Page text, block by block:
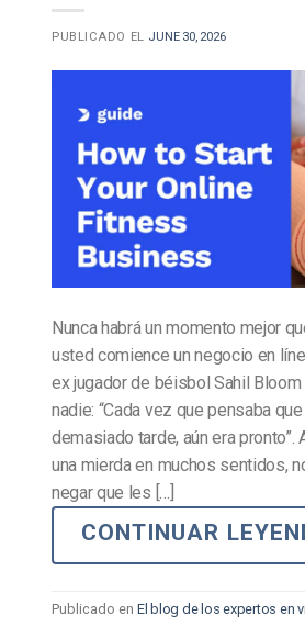
PUBLICADO EL JUNE 30, 2026
Nunca habrá un momento mejor
usted comience un negocio en
ex jugador de béisbol Sahil
nadie: “Cada vez que pensaba
demasiado tarde, aún era pronto”.
una mierda en muchos sentidos,
negar que les […]
CONTINUAR
Publicado en El blog de los expertos en